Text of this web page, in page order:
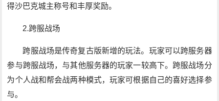
得沙巴克城主称号和丰厚奖励。
2.跨服战场
跨服战场是传奇复古版新增的玩法。玩家可以跨服务器
参与跨服战场，与其他服务器的玩家一较高下。跨服战场分
为个人战和帮会战两种模式，玩家可根据自己的喜好选择参
与。